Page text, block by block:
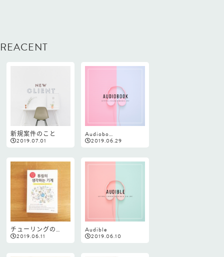
REACENT
新規案件のこと
2019.07.01
Audiobo…
2019.06.29
チューリングの…
2019.06.11
Audible
2019.06.10